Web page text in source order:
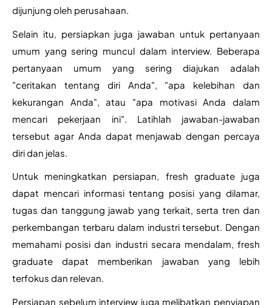
dijunjung oleh perusahaan.
Selain itu, persiapkan juga jawaban untuk pertanyaan
umum yang sering muncul dalam interview. Beberapa
pertanyaan umum yang sering diajukan adalah
"ceritakan tentang diri Anda", "apa kelebihan dan
kekurangan Anda", atau "apa motivasi Anda dalam
mencari pekerjaan ini". Latihlah jawaban-jawaban
tersebut agar Anda dapat menjawab dengan percaya
diri dan jelas.
Untuk meningkatkan persiapan, fresh graduate juga
dapat mencari informasi tentang posisi yang dilamar,
tugas dan tanggung jawab yang terkait, serta tren dan
perkembangan terbaru dalam industri tersebut. Dengan
memahami posisi dan industri secara mendalam, fresh
graduate dapat memberikan jawaban yang lebih
terfokus dan relevan.
Persiapan sebelum interview juga melibatkan penyiapan